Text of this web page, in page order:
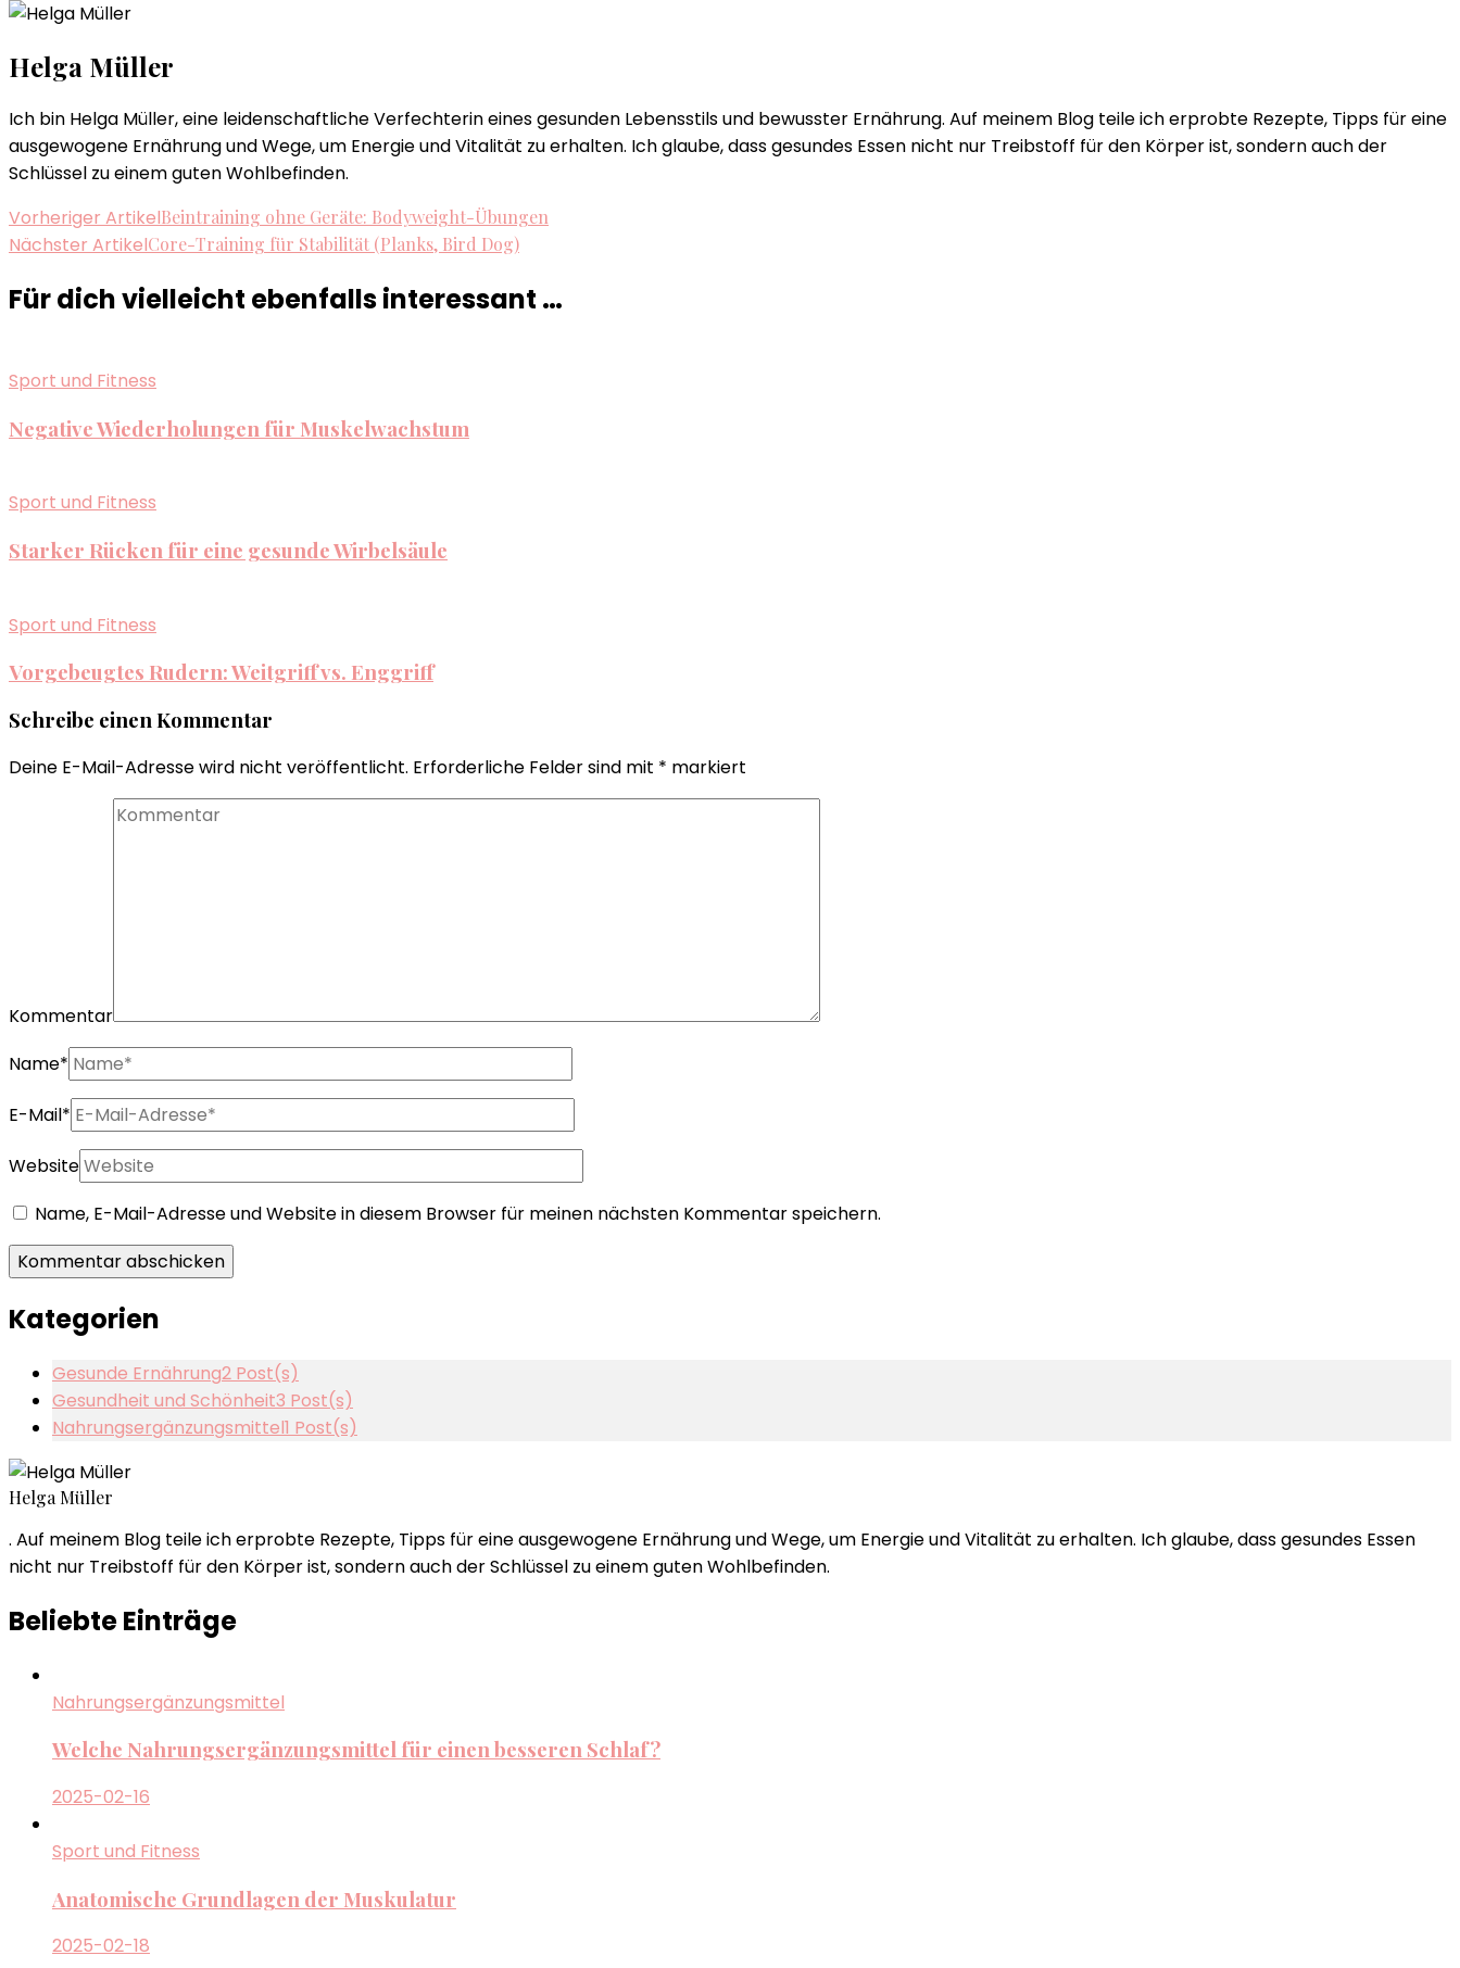
Helga Müller
Ich bin Helga Müller, eine leidenschaftliche Verfechterin eines gesunden Lebensstils und bewusster Ernährung. Auf meinem Blog teile ich erprobte Rezepte, Tipps für eine
ausgewogene Ernährung und Wege, um Energie und Vitalität zu erhalten. Ich glaube, dass gesundes Essen nicht nur Treibstoff für den Körper ist, sondern auch der
Schlüssel zu einem guten Wohlbefinden.
Beitragsnavigation
Vorheriger ArtikelBeintraining ohne Geräte: Bodyweight-Übungen
Nächster ArtikelCore-Training für Stabilität (Planks, Bird Dog)
Für dich vielleicht ebenfalls interessant …
Sport und Fitness
Negative Wiederholungen für Muskelwachstum
Sport und Fitness
Starker Rücken für eine gesunde Wirbelsäule
Sport und Fitness
Vorgebeugtes Rudern: Weitgriff vs. Enggriff
Schreibe einen Kommentar
Deine E-Mail-Adresse wird nicht veröffentlicht. Erforderliche Felder sind mit * markiert
Kommentar
Name*
E-Mail*
Website
Name, E-Mail-Adresse und Website in diesem Browser für meinen nächsten Kommentar speichern.
Kategorien
Gesunde Ernährung2 Post(s)
Gesundheit und Schönheit3 Post(s)
Nahrungsergänzungsmittel1 Post(s)
Helga Müller
. Auf meinem Blog teile ich erprobte Rezepte, Tipps für eine ausgewogene Ernährung und Wege, um Energie und Vitalität zu erhalten. Ich glaube, dass gesundes Essen
nicht nur Treibstoff für den Körper ist, sondern auch der Schlüssel zu einem guten Wohlbefinden.
Beliebte Einträge
Nahrungsergänzungsmittel
Welche Nahrungsergänzungsmittel für einen besseren Schlaf?
2025-02-16
Sport und Fitness
Anatomische Grundlagen der Muskulatur
2025-02-18